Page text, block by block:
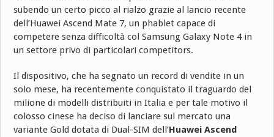
subendo un certo picco al rialzo grazie al lancio recente
dell’Huawei Ascend Mate 7, un phablet capace di
competere senza difficoltà col Samsung Galaxy Note 4 in
un settore privo di particolari competitors.
Il dispositivo, che ha segnato un record di vendite in un
solo mese, ha recentemente conquistato il traguardo del
milione di modelli distribuiti in Italia e per tale motivo il
colosso cinese ha deciso di lanciare sul mercato una
variante Gold dotata di Dual-SIM dell’Huawei Ascend